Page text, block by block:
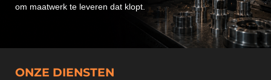
om maatwerk te leveren dat klopt.
ONZE DIENSTEN